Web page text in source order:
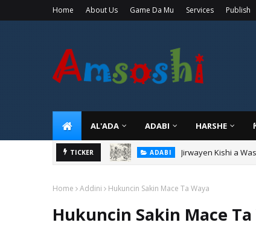
Home About Us Game Da Mu Services Publish
AL'ADA ADABI HARSHE
TICKER TARIHI Sarkin Gummi Na
Home Addini Hukuncin Sakin Mace Ta Waya
Hukuncin Sakin Mace Ta